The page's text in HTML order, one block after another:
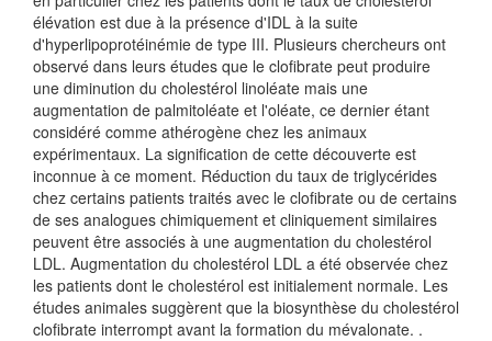
élévation est due à la présence d'IDL à la suite
d'hyperlipoprotéinémie de type III. Plusieurs chercheurs ont
observé dans leurs études que le clofibrate peut produire
une diminution du cholestérol linoléate mais une
augmentation de palmitoléate et l'oléate, ce dernier étant
considéré comme athérogène chez les animaux
expérimentaux. La signification de cette découverte est
inconnue à ce moment. Réduction du taux de triglycérides
chez certains patients traités avec le clofibrate ou de certains
de ses analogues chimiquement et cliniquement similaires
peuvent être associés à une augmentation du cholestérol
LDL. Augmentation du cholestérol LDL a été observée chez
les patients dont le cholestérol est initialement normale. Les
études animales suggèrent que la biosynthèse du cholestérol
clofibrate interrompt avant la formation du mévalonate. .